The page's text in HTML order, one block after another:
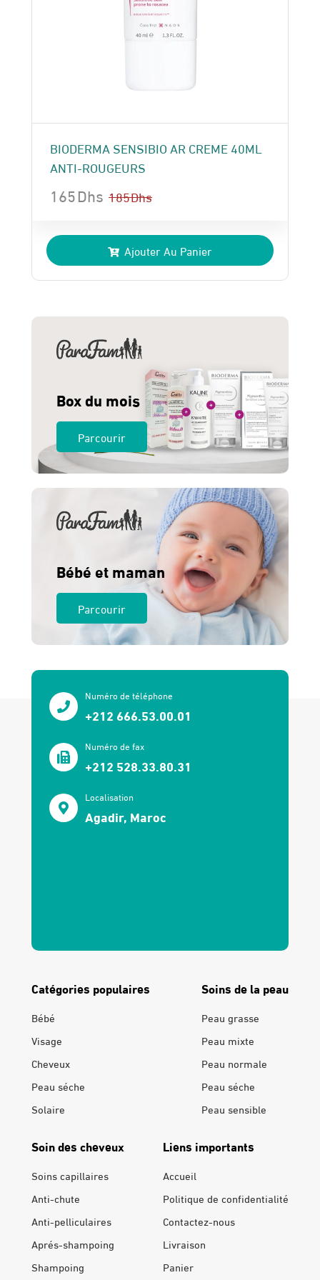
BIODERMA SENSIBIO AR CREME 40ML
ANTI-ROUGEURS
185Dhs
prix
initial
était :
165Dhs
prix
actuel
est :
Ajouter Au Panier
Box du mois
Parcourir
Bébé et maman
Parcourir
Numéro de téléphone
+212 666.53.00.01
Numéro de fax
+212 528.33.80.31
Localisation
Agadir, Maroc
Catégories populaires
Bébé
Visage
Cheveux
Peau séche
Solaire
Soins de la peau
Peau grasse
Peau mixte
Peau normale
Peau séche
Peau sensible
Soin des cheveux
Soins capillaires
Anti-chute
Anti-pelliculaires
Aprés-shampoing
Shampoing
Liens importants
Accueil
Politique de confidentialité
Contactez-nous
Livraison
Panier